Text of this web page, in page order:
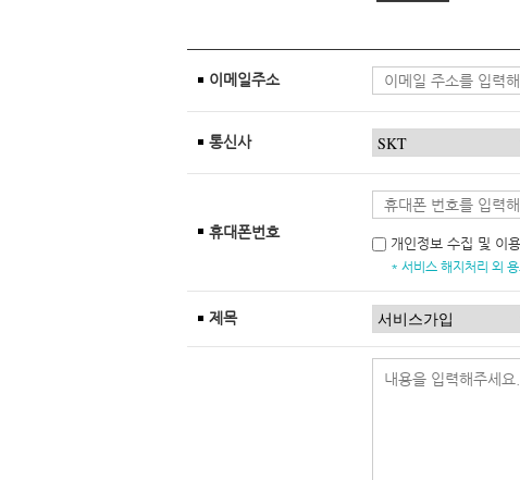
이메일주소
통신사
휴대폰번호
개인정보 수집 및 이
* 서비스 해지처리 외
제목